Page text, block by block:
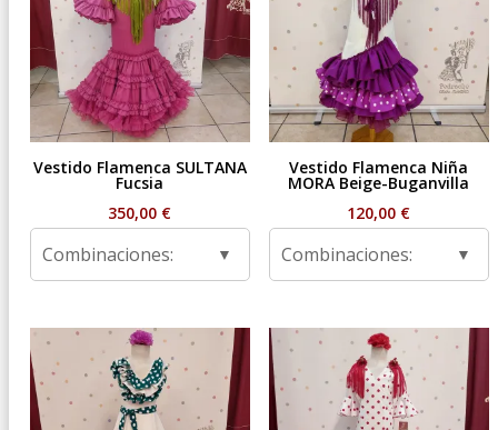
Vestido Flamenca SULTANA
Fucsia
350,00 €
Combinaciones:
Vestido Flamenca Niña
MORA Beige-Buganvilla
120,00 €
Combinaciones: